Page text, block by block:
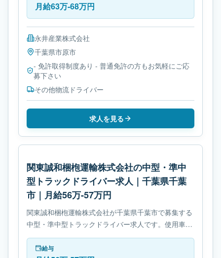
月給63万-68万円
永井産業株式会社
千葉県市原市
- 免許取得制度あり - 普通免許の方もお気軽にご応
募下さい
その他物流ドライバー
求人を見る
関東誠和梱枹運輸株式会社の中型・準中
型トラックドライバー求人｜千葉県千葉
市｜月給56万-57万円
関東誠和梱枹運輸株式会社が千葉県千葉市で募集する
中型・準中型トラックドライバー求人です。使用車種
は中型トラックです。勤務時間は- 変形労働時間制で
す。必要免許は- 8トン限定中型自動車免許です。
給与